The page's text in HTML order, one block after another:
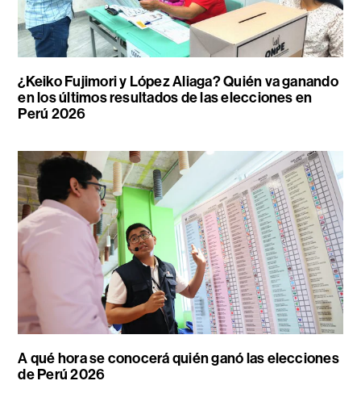
¿Keiko Fujimori y López Aliaga? Quién va ganando
en los últimos resultados de las elecciones en
Perú 2026
A qué hora se conocerá quién ganó las elecciones
de Perú 2026